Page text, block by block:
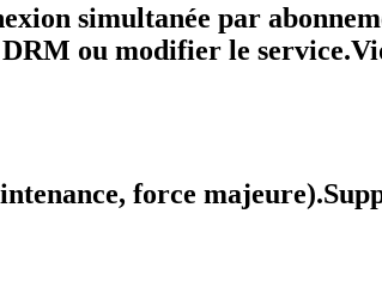
simultanée par
ou modifier le
force